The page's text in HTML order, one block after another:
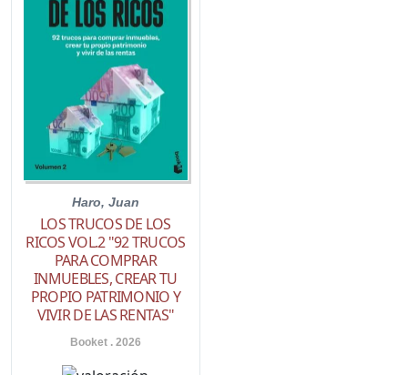
Haro, Juan
LOS TRUCOS DE LOS
RICOS VOL.2 "92 TRUCOS
PARA COMPRAR
INMUEBLES, CREAR TU
PROPIO PATRIMONIO Y
VIVIR DE LAS RENTAS"
Booket . 2026